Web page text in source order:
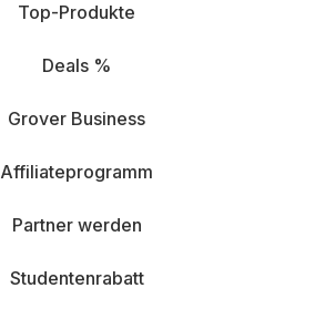
Top-Produkte
Deals %
Grover Business
Affiliateprogramm
Partner werden
Studentenrabatt